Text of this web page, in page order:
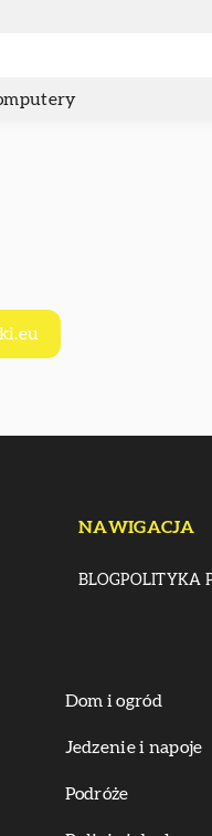
NAWIGACJA
BLOGPOLITYKA
Dom i ogród
Jedzenie i napoje
Podróże